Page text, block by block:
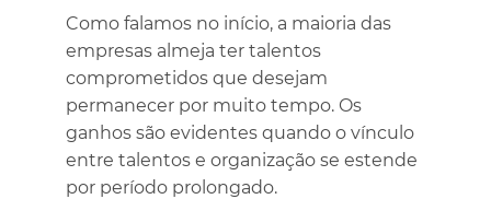
Como falamos no início, a maioria das
empresas almeja ter talentos
comprometidos que desejam
permanecer por muito tempo. Os
ganhos são evidentes quando o vínculo
entre talentos e organização se estende
por período prolongado.